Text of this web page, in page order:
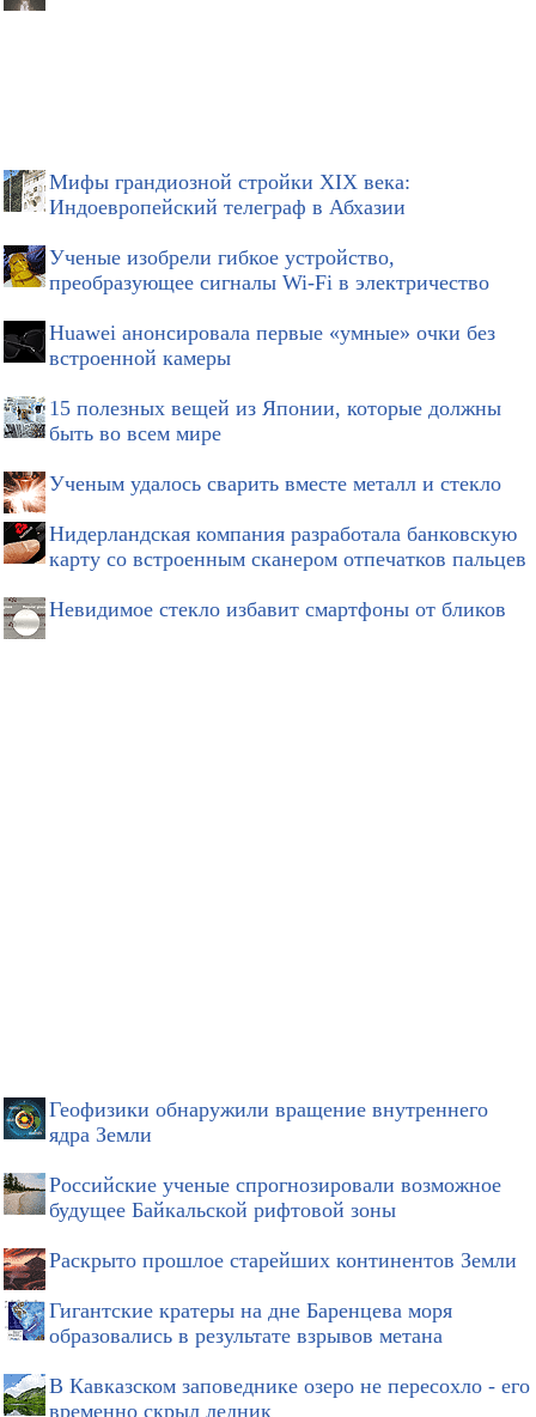
Мифы грандиозной стройки XIX века:
Индоевропейский телеграф в Абхазии
Ученые изобрели гибкое устройство,
преобразующее сигналы Wi-Fi в электричество
Huawei анонсировала первые «умные» очки без
встроенной камеры
15 полезных вещей из Японии, которые должны
быть во всем мире
Ученым удалось сварить вместе металл и стекло
Нидерландская компания разработала банковскую
карту со встроенным сканером отпечатков пальцев
Невидимое стекло избавит смартфоны от бликов
Геофизики обнаружили вращение внутреннего
ядра Земли
Российские ученые спрогнозировали возможное
будущее Байкальской рифтовой зоны
Раскрыто прошлое старейших континентов Земли
Гигантские кратеры на дне Баренцева моря
образовались в результате взрывов метана
В Кавказском заповеднике озеро не пересохло - его
временно скрыл ледник